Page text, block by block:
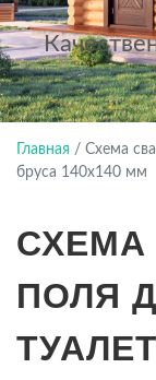
Главная / Схема
бруса 140х140 мм
СХЕМА
ПОЛЯ